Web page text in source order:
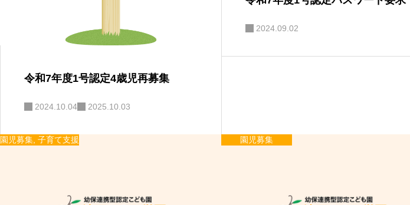
令和7年度1号認定4歳児再募集
2024.10.04 2025.10.03
2024.09.02
園児募集, 子育て支援 園児募集